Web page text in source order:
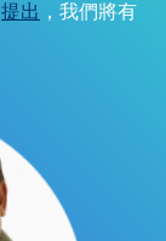
提出 ，我們將有